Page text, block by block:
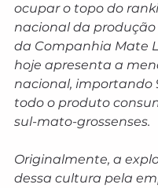
ocupar o topo do
nacional da
da Companhia Mate
hoje apresenta a
nacional, importando
todo o produto
sul-mato-grossenses.
Originalmente, a
dessa cultura pela